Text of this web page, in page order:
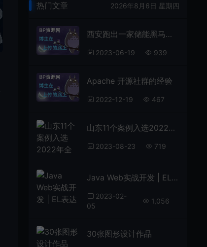
热门文章 2026年8月6日 星期四
西安跑出一家储能黑马，IDG资本、源码、中科创星都来抢投了它才是真正的“国宝”，数量比大熊猫还稀少，目前全世界仅存2只
2023-06-19 939
Apache 开源社群的经验
2022-12-19 467
山东11个案例入选2022年全国移动物联网应用典型案例《孤注一掷》原型母亲晒遗体，身刻冤枉手被掰断，死后17天还落泪
2023-08-23 719
Java Web实战开发 | EL表达式语言（附视频限免）
2023-02-
05
1,056
30张图形设计作品